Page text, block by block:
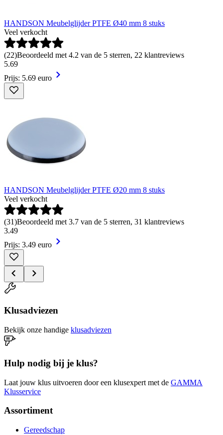
HANDSON Meubelglijder PTFE Ø40 mm 8 stuks
Veel verkocht
(22)Beoordeeld met 4.2 van de 5 sterren, 22 klantreviews
5.69
Prijs: 5.69 euro
HANDSON Meubelglijder PTFE Ø20 mm 8 stuks
Veel verkocht
(31)Beoordeeld met 3.7 van de 5 sterren, 31 klantreviews
3.49
Prijs: 3.49 euro
Klusadviezen
Bekijk onze handige klusadviezen
Hulp nodig bij je klus?
Laat jouw klus uitvoeren door een klusexpert met de GAMMA
Klusservice
Assortiment
Gereedschap